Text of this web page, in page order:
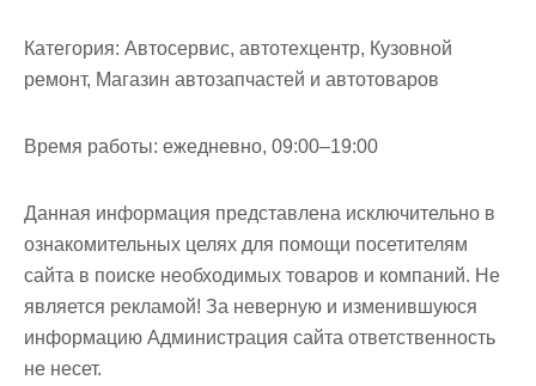
Категория: Автосервис, автотехцентр, Кузовной
ремонт, Магазин автозапчастей и автотоваров
Время работы: ежедневно, 09:00–19:00
Данная информация представлена исключительно в
ознакомительных целях для помощи посетителям
сайта в поиске необходимых товаров и компаний. Не
является рекламой! За неверную и изменившуюся
информацию Администрация сайта ответственность
не несет.